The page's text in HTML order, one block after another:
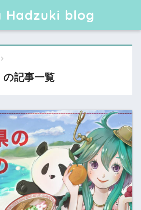
Hadzuki blog
の記事一覧